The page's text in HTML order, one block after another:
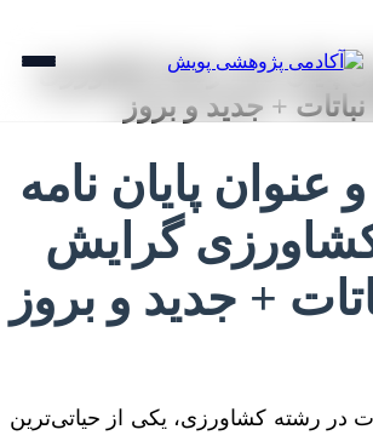
پایان نامه رشته کشاورزی
+ جدید و بروز
پایان نامه
گرایش
+ جدید و بروز
در رشته کشاورزی، یکی از حیاتی‌ترین